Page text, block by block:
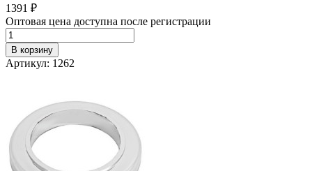
1391 ₽
Оптовая цена доступна после регистрации
В корзину
Артикул: 1262